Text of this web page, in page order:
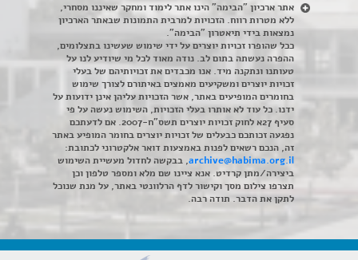
אתר ארכיון "הבימה" הינו אתר לימוד ומחקר שאיננו מסחרי,
ללא מטרות רווח. הזכויות למרבית התמונות שבאתר הארכיון
נמצאות בידי תיאטרון "הבימה".
ככל שהופרו זכויות יוצרים על ידי שימוש שעשינו בתצלומים,
ההפרה נעשתה בתום לב. נודה מאוד לכל מי שיודיע לנו על
טעותנו ונתקנה מיד. אנו מכבדים את זכויותיהם של בעלי
זכויות יוצרים ומשקיעים מאמצים באיתורם לצורך שימוש
בחומרים המופיעים באתר, אשר הזכויות עליהן אינן ידועות על
ידנו. כל עוד לא אותרו בעלי הזכויות, השימוש נעשה על פי
סעיף 27א לחוק זכויות יוצרים תשס"ח-2007. אם לדעתכם
נפגעה זכותכם כבעלים של זכויות יוצרים בחומר המופיע באתר
זה, הנכם רשאים לפנות באמצעות דואר אלקטרוני לכתובת:
archive@habima.org.il, בבקשה לחדול מעשיית השימוש
ביצירה/מתן קרדיט. אנא ציינו שם מלא ומספר טלפון וכן
תצרפו צילום מסך וקישור לדף הרלוונטי באתר, על מנת שנוכל
לתקן את הדבר. תודה רבה.